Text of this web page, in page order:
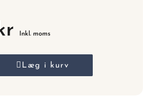
Inkl. moms
Læg i kurv